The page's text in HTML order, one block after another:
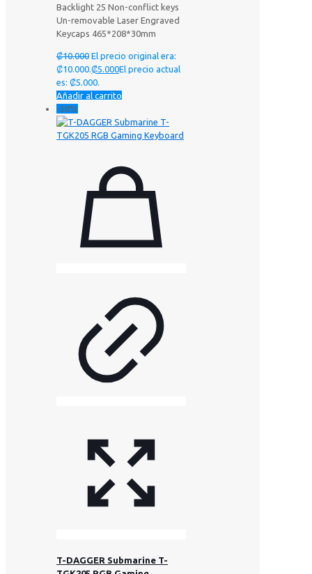
Backlight 25 Non-conflict keys
Un-removable Laser Engraved
Keycaps 465*208*30mm
₡10.000 El precio original era:
₡10.000.₡5.000El precio actual
es: ₡5.000.
Añadir al carrito
-58%
T-DAGGER Submarine T-